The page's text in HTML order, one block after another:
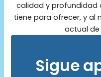
calidad y profundidad
tiene para ofrecer, y al
actual de
Sigue